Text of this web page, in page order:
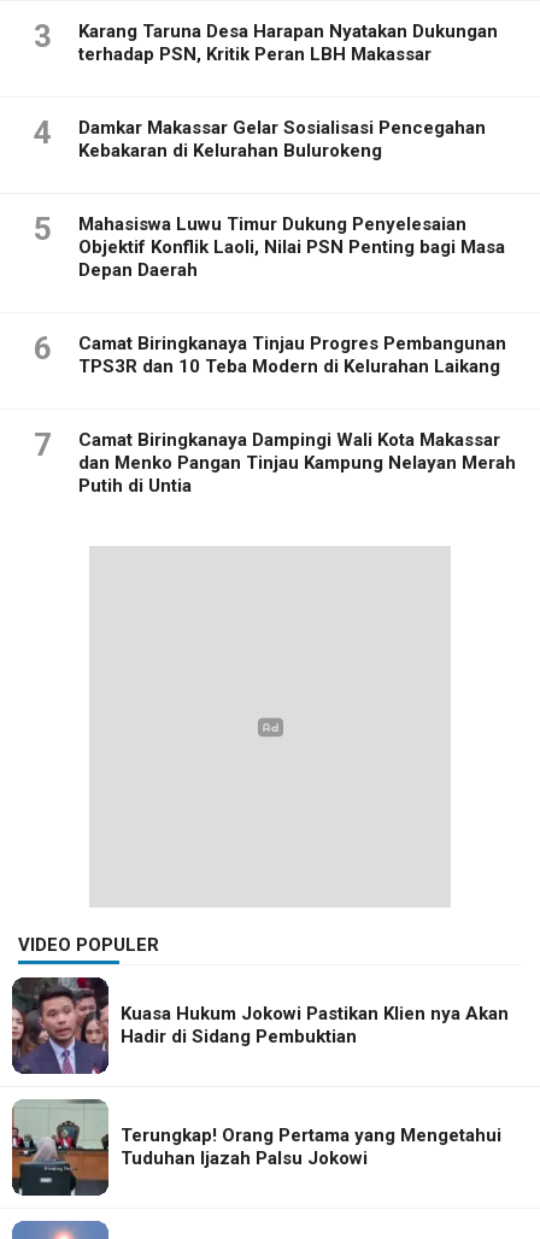
3
Karang Taruna Desa Harapan Nyatakan Dukungan
terhadap PSN, Kritik Peran LBH Makassar
4
Damkar Makassar Gelar Sosialisasi Pencegahan
Kebakaran di Kelurahan Bulurokeng
5
Mahasiswa Luwu Timur Dukung Penyelesaian
Objektif Konflik Laoli, Nilai PSN Penting bagi Masa
Depan Daerah
6
Camat Biringkanaya Tinjau Progres Pembangunan
TPS3R dan 10 Teba Modern di Kelurahan Laikang
7
Camat Biringkanaya Dampingi Wali Kota Makassar
dan Menko Pangan Tinjau Kampung Nelayan Merah
Putih di Untia
VIDEO POPULER
Kuasa Hukum Jokowi Pastikan Klien nya Akan
Hadir di Sidang Pembuktian
Terungkap! Orang Pertama yang Mengetahui
Tuduhan Ijazah Palsu Jokowi